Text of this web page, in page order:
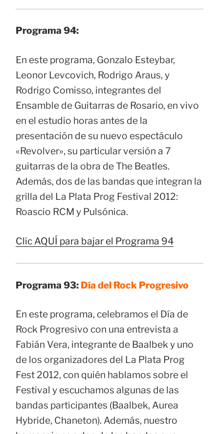
Programa 94:
En este programa, Gonzalo Esteybar,
Leonor Levcovich, Rodrigo Araus, y
Rodrigo Comisso, integrantes del
Ensamble de Guitarras de Rosario, en vivo
en el estudio horas antes de la
presentación de su nuevo espectáculo
«Revolver», su particular versión a 7
guitarras de la obra de The Beatles.
Además, dos de las bandas que integran la
grilla del La Plata Prog Festival 2012:
Roascio RCM y Pulsónica.
Clic AQUÍ para bajar el Programa 94
Programa 93: Día del Rock Progresivo
En este programa, celebramos el Día de
Rock Progresivo con una entrevista a
Fabián Vera, integrante de Baalbek y uno
de los organizadores del La Plata Prog
Fest 2012, con quién hablamos sobre el
Festival y escuchamos algunas de las
bandas participantes (Baalbek, Aurea
Hybride, Chaneton). Además, nuestro